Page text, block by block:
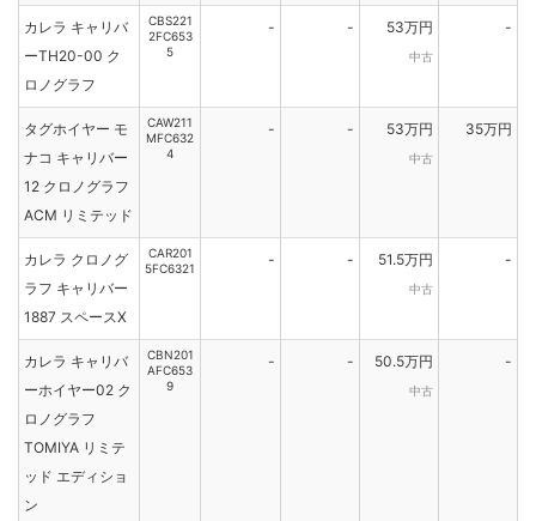
カレラ キャリバ
ーTH20-00 ク
ロノグラフ
CBS221
2FC653
5
- - 53万円
中古
-
タグホイヤー モ
ナコ キャリバー
12 クロノグラフ
ACM リミテッド
CAW211
MFC632
4
- - 53万円
中古
35万円
カレラ クロノグ
ラフ キャリバー
1887 スペースX
CAR201
5FC6321
- - 51.5万円
中古
-
カレラ キャリバ
ーホイヤー02 ク
ロノグラフ
TOMIYA リミテ
ッド エディショ
ン
CBN201
AFC653
9
- - 50.5万円
中古
-